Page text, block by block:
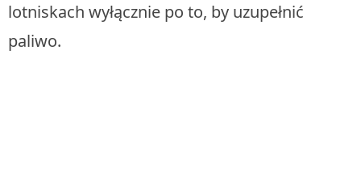
lotniskach wyłącznie po to, by uzupełnić
paliwo.